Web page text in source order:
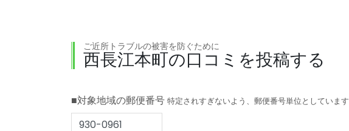
ご近所トラブルの被害を防ぐために
西長江本町の口コミを投稿する
■対象地域の郵便番号 特定されすぎないよう、郵便番号単位としています